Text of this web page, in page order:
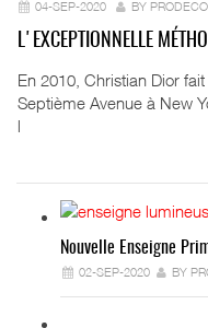
04-SEP-2020 BY
L'EXCEPTIONNELLE
En 2010, Christian Dior
Septième Avenue à New
l
Nouvelle Enseigne
02-SEP-2020 BY